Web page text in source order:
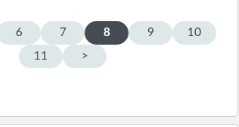
6 7 8 9
10
11
>